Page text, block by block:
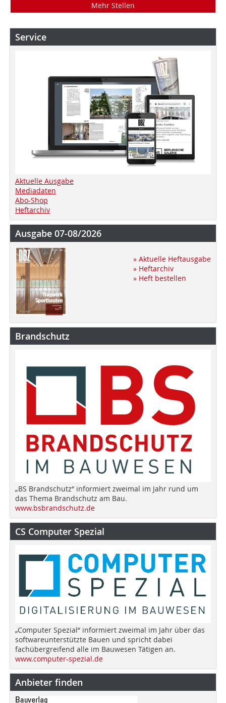
Mehr Stellen
Service
Aktuelle Ausgabe
Mediadaten
Abo-Shop
Heftarchiv
Ausgabe 07-08/2026
» Aktuelle Heftausgabe
» Heftarchiv
» Heft bestellen
Brandschutz
„BS Brandschutz“ informiert zweimal im Jahr rund um
das Thema Brandschutz am Bau.
www.bsbrandschutz.de
CS Computer Spezial
„Computer Spezial“ informiert zweimal im Jahr über das
softwareunterstützte Bauen und spricht dabei
fachübergreifend alle im Bauwesen Tätigen an.
www.computer-spezial.de
Anbieter finden